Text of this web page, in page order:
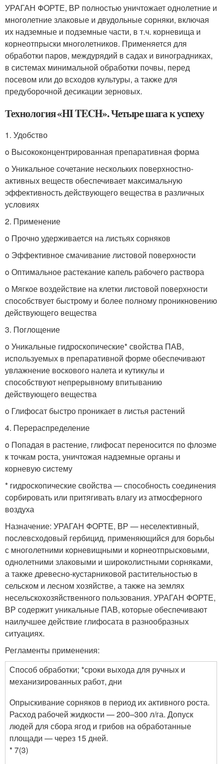
УРАГАН ФОРТЕ, ВР полностью уничтожает однолетние и
многолетние злаковые и двудольные сорняки, включая
их надземные и подземные части, в т.ч. корневища и
корнеотпрыски многолетников. Применяется для
обработки паров, междурядий в садах и виноградниках,
в системах минимальной обработки почвы, перед
посевом или до всходов культуры, а также для
предуборочной десикации зерновых.
Технология «HI TECH». Четыре шага к успеху
1. Удобство
o Высококонцентрированная препаративная форма
o Уникальное сочетание нескольких поверхностно-
активных веществ обеспечивает максимальную
эффективность действующего вещества в различных
условиях
2. Применение
o Прочно удерживается на листьях сорняков
o Эффективное смачивание листовой поверхности
o Оптимальное растекание капель рабочего раствора
o Мягкое воздействие на клетки листовой поверхности
способствует быстрому и более полному проникновению
действующего вещества
3. Поглощение
o Уникальные гидроскопические* свойства ПАВ,
используемых в препаративной форме обеспечивают
увлажнение воскового налета и кутикулы и
способствуют непрерывному впитыванию
действующего вещества
o Глифосат быстро проникает в листья растений
4. Перераспределение
o Попадая в растение, глифосат переносится по флоэме
к точкам роста, уничтожая надземные органы и
корневую систему
* гидроскопические свойства — способность соединения
сорбировать или притягивать влагу из атмосферного
воздуха
Назначение: УРАГАН ФОРТЕ, ВР — неселективный,
послевсходовый гербицид, применяющийся для борьбы
с многолетними корневищными и корнеотпрысковыми,
однолетними злаковыми и широколистными сорняками,
а также древесно-кустарниковой растительностью в
сельском и лесном хозяйстве, а также на землях
несельскохозяйственного пользования. УРАГАН ФОРТЕ,
ВР содержит уникальные ПАВ, которые обеспечивают
наилучшее действие глифосата в разнообразных
ситуациях.
Регламенты применения:
Способ обработки; *сроки выхода для ручных и
механизированных работ, дни
Опрыскивание сорняков в период их активного роста.
Расход рабочей жидкости — 200–300 л/га. Допуск
людей для сбора ягод и грибов на обработанные
площади — через 15 дней.
* 7(3)